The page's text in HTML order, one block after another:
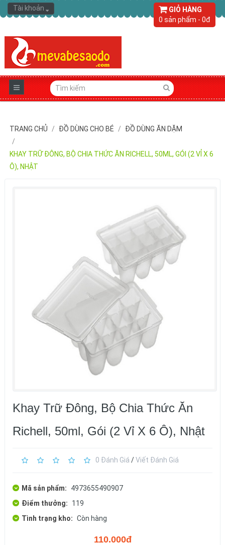
Tài khoản
GIỎ HÀNG
0 sản phẩm - 0đ
TRANG CHỦ ĐỒ DÙNG CHO BÉ ĐỒ DÙNG ĂN DẶM
KHAY TRỮ ĐÔNG, BỘ CHIA THỨC ĂN RICHELL, 50ML, GÓI (2 VỈ X 6
Ô), NHẬT
Khay Trữ Đông, Bộ Chia Thức Ăn
Richell, 50ml, Gói (2 Vỉ X 6 Ô), Nhật
0 Đánh Giá /Viết Đánh Giá
Mã sản phẩm:
4973655490907
Điểm thưởng:
119
Tình trạng kho: Còn hàng
110.000đ